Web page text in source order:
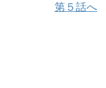
第５話へ